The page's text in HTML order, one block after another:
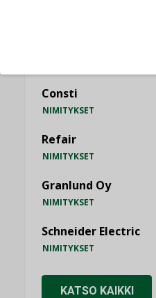
Consti
NIMITYKSET
Refair
NIMITYKSET
Granlund Oy
NIMITYKSET
Schneider Electric
NIMITYKSET
KATSO KAIKKI